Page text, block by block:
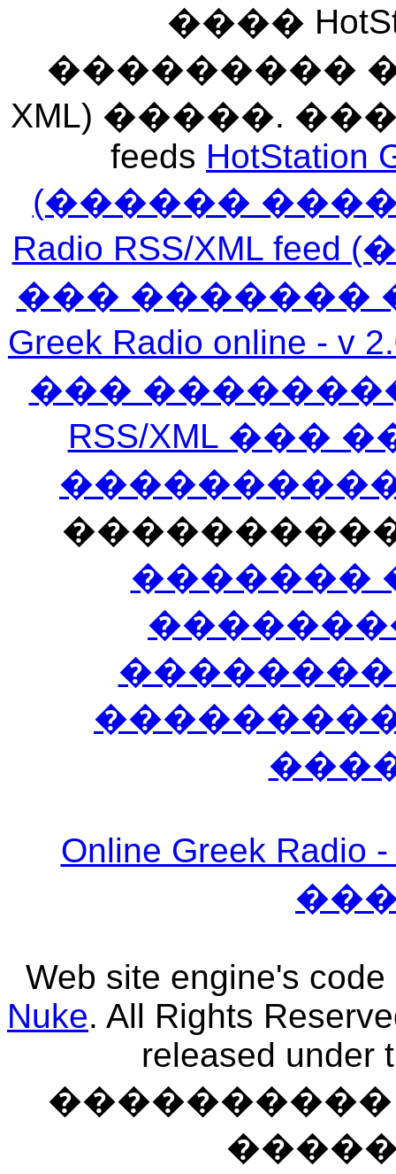
����
��������� ���
XML) �����.
feeds HotStation
(������
Radio RSS/XML
��� �������
Greek Radio
���
RSS/XML
�������
Online Greek
Web site engine's
Nuke. All Rights
released under
����������